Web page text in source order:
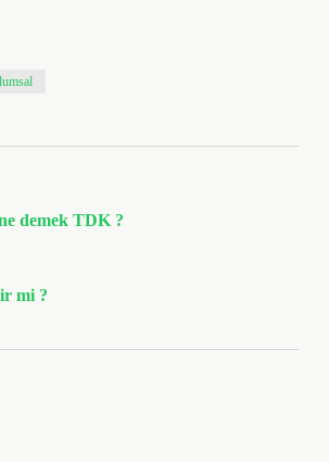
demek TDK ?
mi ?